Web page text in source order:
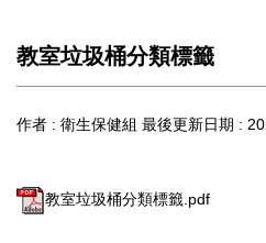
教室垃圾桶分類標籤
作者 : 衛生保健組 最後更新日期 :
教室垃圾桶分類標籤.pdf